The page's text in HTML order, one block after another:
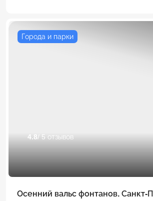
Города и парки
4.8/ 5 отзывов
Осенний вальс фонтанов. Санкт-